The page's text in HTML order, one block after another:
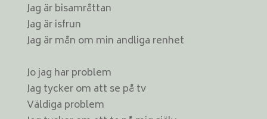
Jag är bisamråttan
Jag är isfrun
Jag är mån om min andliga renhet
Jo jag har problem
Jag tycker om att se på tv
Väldiga problem